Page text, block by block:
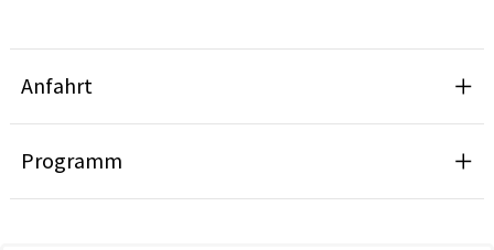
Anfahrt
Programm